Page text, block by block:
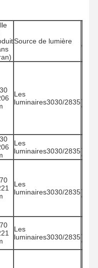
Source de lumière
Les
luminaires3030/2835à la
Les
luminaires3030/2835à la
Les
luminaires3030/2835à la
Les
luminaires3030/2835à la